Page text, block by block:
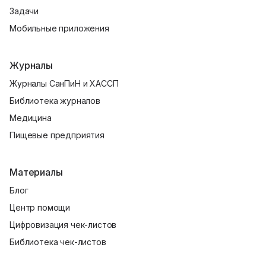
Задачи
Мобильные приложения
Журналы
Журналы СанПиН и ХАССП
Библиотека журналов
Медицина
Пищевые предприятия
Материалы
Блог
Центр помощи
Цифровизация чек-листов
Библиотека чек-листов